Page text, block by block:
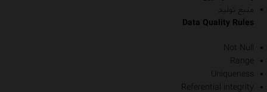
منبع تولید
Data Quality Rules
Not Null
Range
Uniqueness
Referential integrity